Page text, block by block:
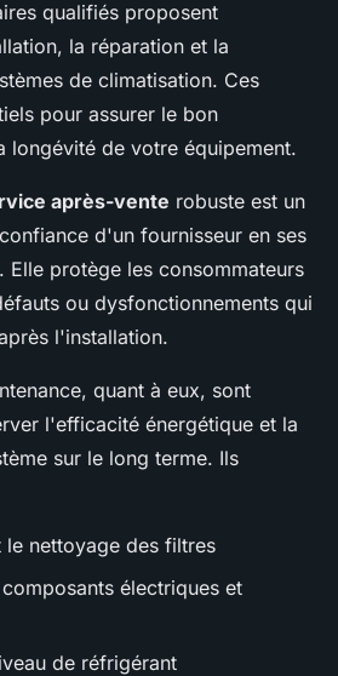
qualifiés proposent
la réparation et la
de climatisation. Ces
pour assurer le bon
longévité de votre équipement.
après-vente robuste est un
d'un fournisseur en ses
Elle protège les consommateurs
ou dysfonctionnements qui
l'installation.
quant à eux, sont
l'efficacité énergétique et la
sur le long terme. Ils
nettoyage des filtres
électriques et
de réfrigérant